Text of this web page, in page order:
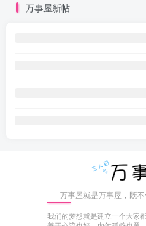
万事屋新帖
万事屋就是万事屋，既不
我们的梦想就是建立一个大家